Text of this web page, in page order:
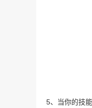
5、当你的技